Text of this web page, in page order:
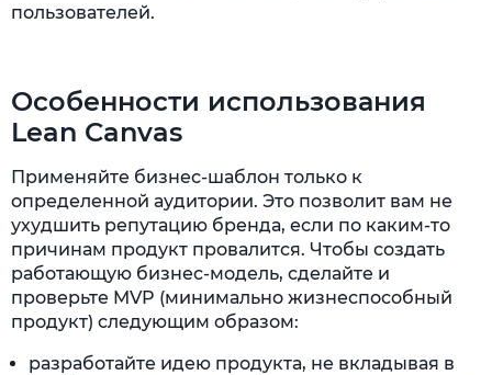
пользователей.
Особенности использования
Lean Canvas
Применяйте бизнес-шаблон только к
определенной аудитории. Это позволит вам не
ухудшить репутацию бренда, если по каким-то
причинам продукт провалится. Чтобы создать
работающую бизнес-модель, сделайте и
проверьте MVP (минимально жизнеспособный
продукт) следующим образом:
разработайте идею продукта, не вкладывая в